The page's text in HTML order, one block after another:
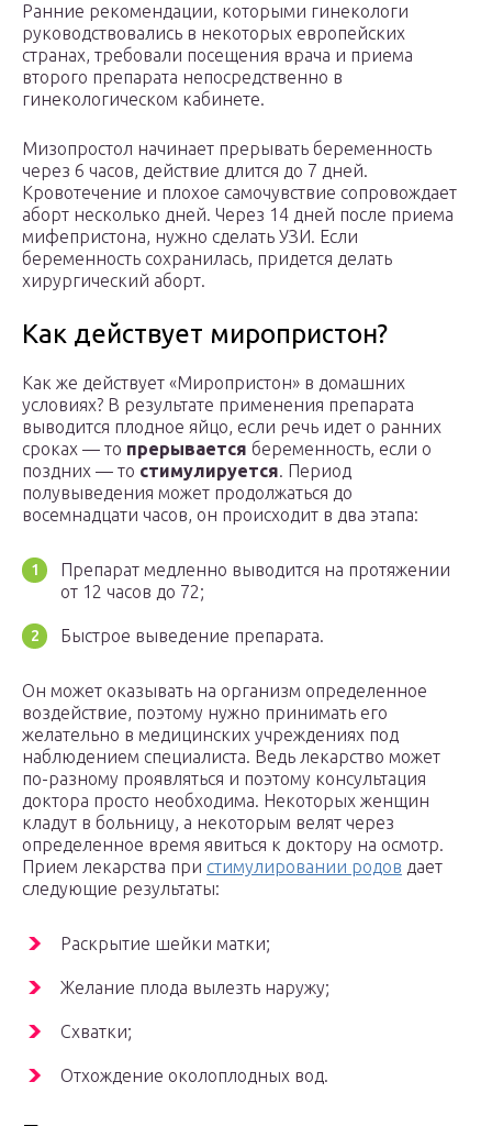
Ранние рекомендации, которыми гинекологи
руководствовались в некоторых европейских
странах, требовали посещения врача и приема
второго препарата непосредственно в
гинекологическом кабинете.
Мизопростол начинает прерывать беременность
через 6 часов, действие длится до 7 дней.
Кровотечение и плохое самочувствие сопровождает
аборт несколько дней. Через 14 дней после приема
мифепристона, нужно сделать УЗИ. Если
беременность сохранилась, придется делать
хирургический аборт.
Как действует миропристон?
Как же действует «Миропристон» в домашних
условиях? В результате применения препарата
выводится плодное яйцо, если речь идет о ранних
сроках — то прерывается беременность, если о
поздних — то стимулируется. Период
полувыведения может продолжаться до
восемнадцати часов, он происходит в два этапа:
Препарат медленно выводится на протяжении
от 12 часов до 72;
Быстрое выведение препарата.
Он может оказывать на организм определенное
воздействие, поэтому нужно принимать его
желательно в медицинских учреждениях под
наблюдением специалиста. Ведь лекарство может
по-разному проявляться и поэтому консультация
доктора просто необходима. Некоторых женщин
кладут в больницу, а некоторым велят через
определенное время явиться к доктору на осмотр.
Прием лекарства при стимулировании родов дает
следующие результаты:
Раскрытие шейки матки;
Желание плода вылезть наружу;
Схватки;
Отхождение околоплодных вод.